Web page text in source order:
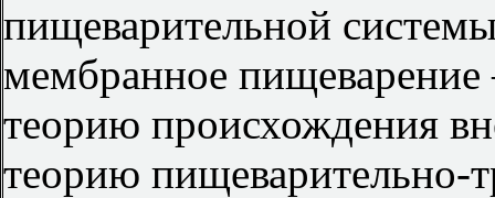
пищеварительной
мембранное
теорию происхождения
теорию пищеварительно-